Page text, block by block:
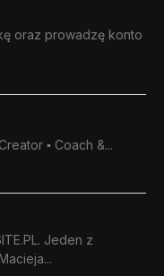
oraz prowadzę konto
▪️ Coach &...
Jeden z